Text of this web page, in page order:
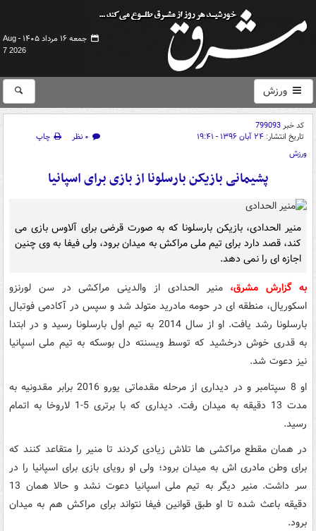
جمعه ۱۶ مرداد ۱۴۰۵ -
Aug
7 2026
ورزش
کد خبر799093
تاریخ انتشار: ۲۴ آبان ۱۳۹۶ - ۱۹:۴۱ ۰ نظر
چاپ
ورزش
پشیمانی بازیکن بارسلونا از بازی برای اسپانیا
منیر الحدادی، بازیکن بارسلونا که به صورت قرضی برای آلاوس بازی می
کند، قصد دارد برای تیم ملی مراکش به میدان برود، ولی فیفا به وی چنین
اجازه ای را نمی دهد.
به گزارش مشرق، منیر الحدادی از والدینی مراکشی در سن لورنزو
اسکوریال، منطقه ای در حومه مادرید متولد شد و سپس در آکادمی فوتبال
بارسلونا رشد یافت. او از سال 2014 به تیم اول بارسلونا رسید و در ابتدا
به قدری خوش درخشید که توسط ویسنته دل بوسکه به تیم ملی اسپانیا
نیز دعوت شد.
او 8 سپتامبر و در دیداری از مرحله مقدماتی یورو 2016 برابر مقدونیه به
مدت 13 دقیقه به میدان رفت. دیداری که با برتری 5-1 لاروخا به اتمام
رسید.
در همان مقطع مراکشی ها تلاش زیادی کردند تا منیر را متقاعد کنند که
برای وطن مادری اش به میدان برود؛ ولی او رویای بازی برای اسپانیا را در
سر داشت. منیر دیگر به تیم ملی اسپانیا دعوت نشد و حالا همان 13
دقیقه باعث شده تا او طبق قوانین فیفا نتواند برای مراکش هم به میدان
برود.